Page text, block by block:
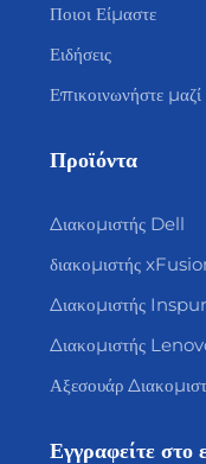
Ποιοι Είμαστε
Ειδήσεις
Επικοινωνήστε
Προϊόντα
Διακομιστής Dell
διακομιστής
Διακομιστής Inspur
Διακομιστής
Αξεσουάρ
Εγγραφείτε στο